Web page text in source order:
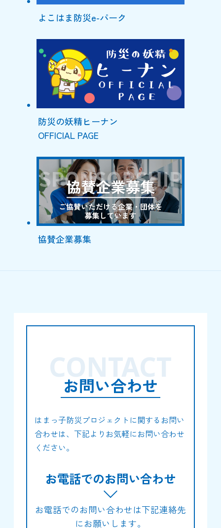
よこはま防災e-パーク
防災の妖精ヒーナン
OFFICIAL PAGE
協賛企業募集
お問い合わせ
CONTACT
はまっ子防災プロジェクトに関するお問い
合わせは、下記よりお気軽にお問い合わせ
ください。
お電話でのお問い合わせ
お電話でのお問い合わせは下記連絡先
にお願いします。